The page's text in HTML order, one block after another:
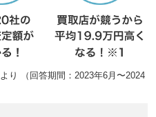
り （回答期間：2023年6月〜2024